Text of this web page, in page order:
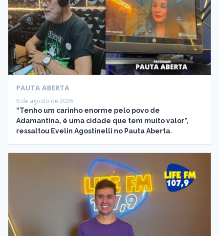
PAUTA ABERTA
6 de agosto de 2026
“Tenho um carinho enorme pelo povo de
Adamantina, é uma cidade que tem muito valor”,
ressaltou Evelin Agostinelli no Pauta Aberta.